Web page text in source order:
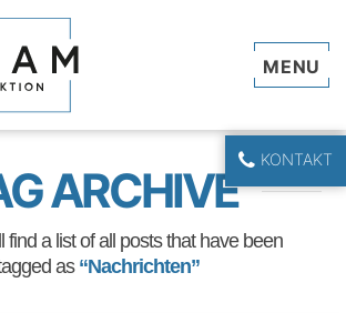
KONTAKT
ARCHIVE
find a list of all posts that have been
as “Nachrichten”